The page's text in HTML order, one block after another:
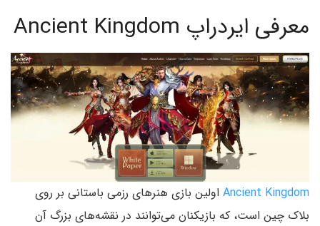
معرفی ایردراپ Ancient Kingdom
Ancient Kingdom اولین بازی هنرهای رزمی باستانی بر روی
بلاک چین است، که بازیکنان می‌توانند در نقشه‌های بزرگ آن